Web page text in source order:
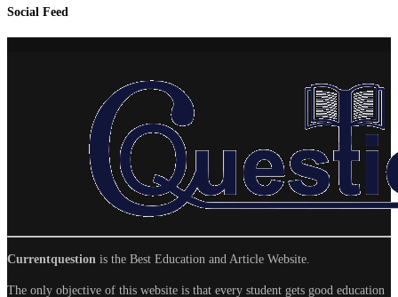
Social Feed
Currentquestion is the Best Education and Article Website.
The only objective of this website is that every student gets good education